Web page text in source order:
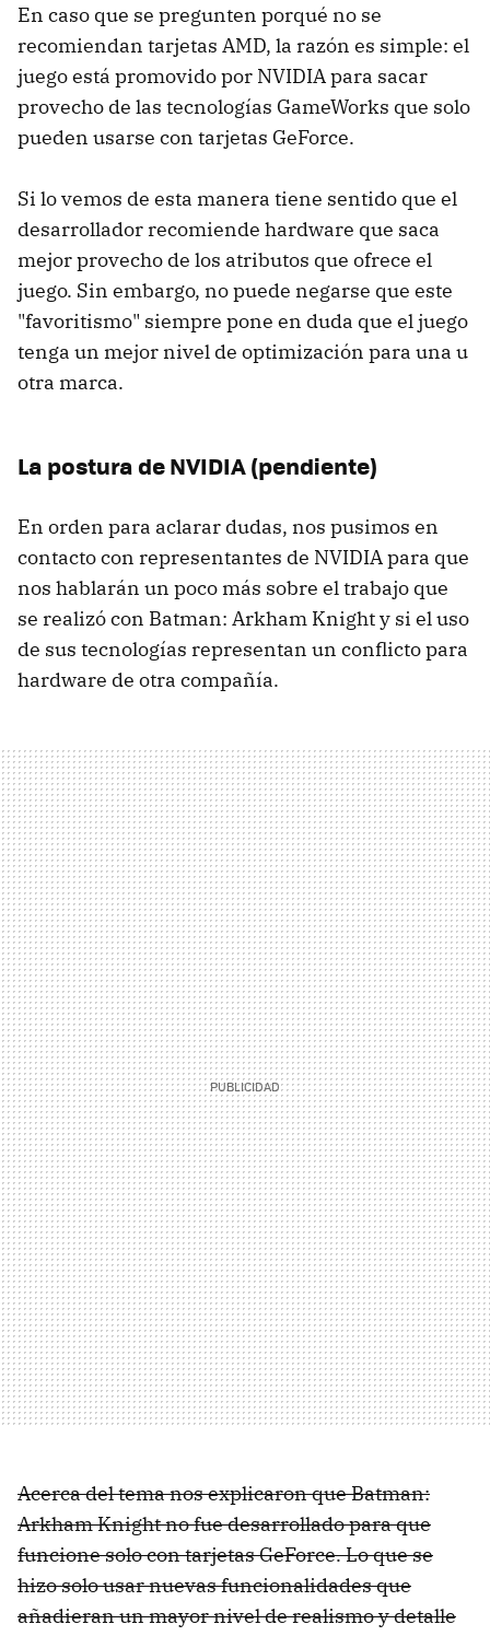
En caso que se pregunten porqué no se
recomiendan tarjetas AMD, la razón es simple: el
juego está promovido por NVIDIA para sacar
provecho de las tecnologías GameWorks que solo
pueden usarse con tarjetas GeForce.
Si lo vemos de esta manera tiene sentido que el
desarrollador recomiende hardware que saca
mejor provecho de los atributos que ofrece el
juego. Sin embargo, no puede negarse que este
"favoritismo" siempre pone en duda que el juego
tenga un mejor nivel de optimización para una u
otra marca.
La postura de NVIDIA (pendiente)
En orden para aclarar dudas, nos pusimos en
contacto con representantes de NVIDIA para que
nos hablarán un poco más sobre el trabajo que
se realizó con Batman: Arkham Knight y si el uso
de sus tecnologías representan un conflicto para
hardware de otra compañía.
Acerca del tema nos explicaron que Batman:
Arkham Knight no fue desarrollado para que
funcione solo con tarjetas GeForce. Lo que se
hizo solo usar nuevas funcionalidades que
añadieran un mayor nivel de realismo y detalle